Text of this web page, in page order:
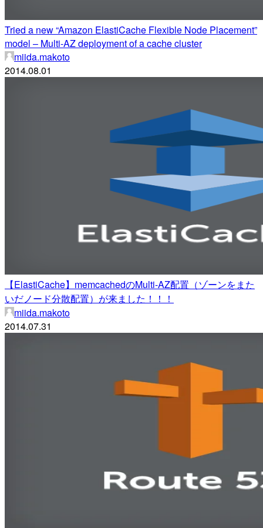
Tried a new “Amazon ElastiCache Flexible Node Placement”
model – Multi-AZ deployment of a cache cluster
miida.makoto
2014.08.01
【ElastiCache】memcachedのMulti-AZ配置（ゾーンをまた
いだノード分散配置）が来ました！！！
miida.makoto
2014.07.31